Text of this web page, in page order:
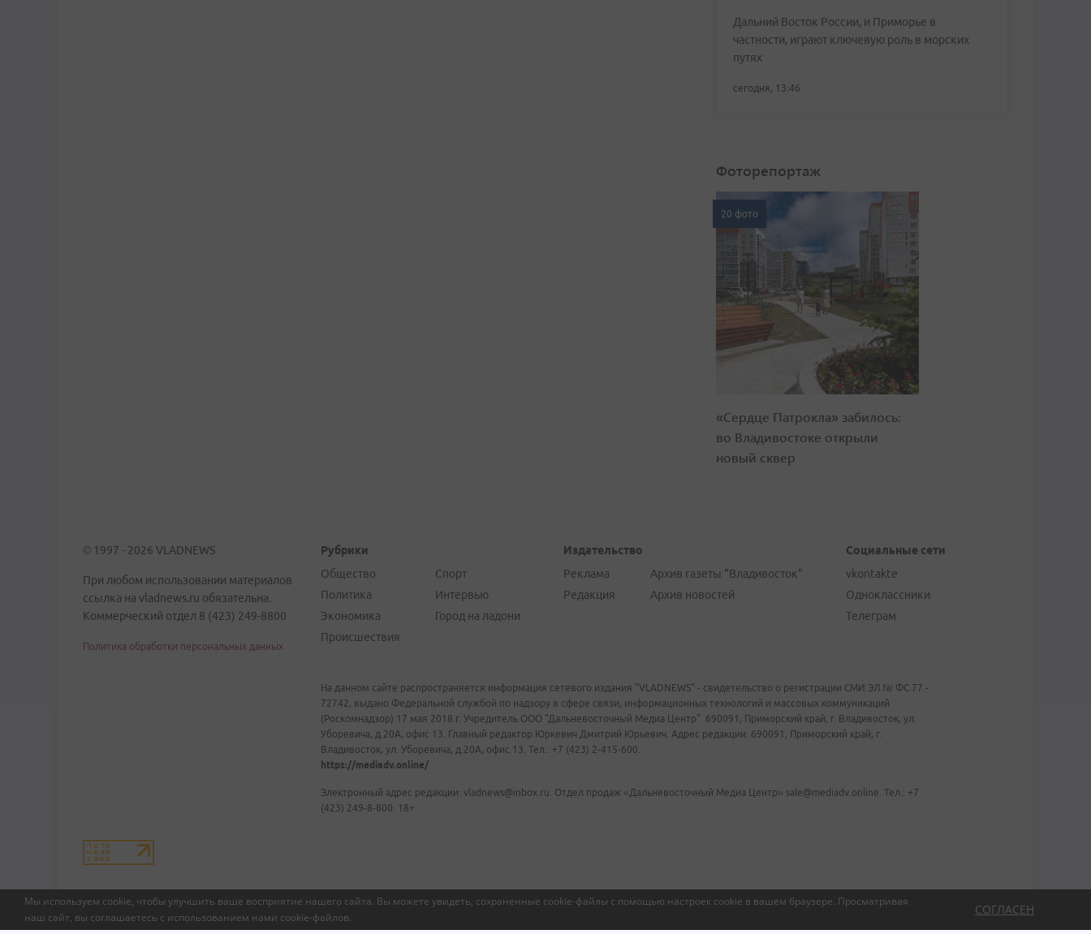
Мы используем cookie, чтобы улучшить ваше восприятие нашего сайта. Вы можете увидеть, сохраненные cookie-файлы с помощью настроек cookie в вашем браузере. Просматривая
наш сайт, вы соглашаетесь с использованием нами cookie-файлов.
СОГЛАСЕН
Дальний Восток России, и Приморье в
частности, играют ключевую роль в морских
путях
сегодня, 13:46
Фоторепортаж
20 фото
«Сердце Патрокла» забилось:
во Владивостоке открыли
новый сквер
© 1997 - 2026 VLADNEWS
При любом использовании материалов
ссылка на vladnews.ru обязательна.
Коммерческий отдел 8 (423) 249-8800
Политика обработки персональных данных
Рубрики
Общество
Политика
Экономика
Происшествия
Спорт
Интервью
Город на ладони
Издательство
Реклама
Редакция
Архив газеты "Владивосток"
Архив новостей
Социальные сети
vkontakte
Одноклассники
Телеграм
На данном сайте распространяется информация сетевого издания "VLADNEWS" - свидетельство о регистрации СМИ ЭЛ № ФС 77 -
72742, выдано Федеральной службой по надзору в сфере связи, информационных технологий и массовых коммуникаций
(Роскомнадзор) 17 мая 2018 г. Учредитель ООО "Дальневосточный Медиа Центр". 690091, Приморский край, г. Владивосток, ул.
Уборевича, д.20А, офис 13. Главный редактор Юркевич Дмитрий Юрьевич. Адрес редакции: 690091, Приморский край, г.
Владивосток, ул. Уборевича, д.20А, офис 13. Тел.: +7 (423) 2-415-600.
https://mediadv.online/
Электронный адрес редакции: vladnews@inbox.ru. Отдел продаж «Дальневосточный Медиа Центр» sale@mediadv.online. Тел.: +7
(423) 249-8-800. 18+